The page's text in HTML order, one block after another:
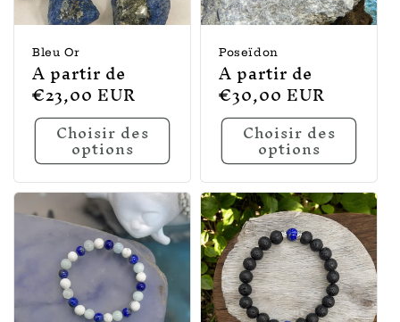
Bleu Or
Prix
habituel
A partir de
€23,00 EUR
Choisir des
options
Poseïdon
Prix
habituel
A partir de
€30,00 EUR
Choisir des
options